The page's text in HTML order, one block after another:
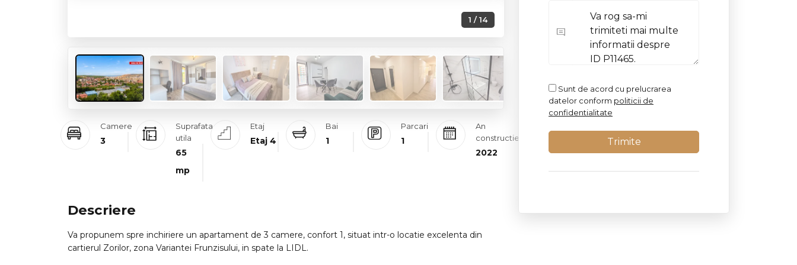
1 / 14
Camere
3
Suprafata
utila
65
mp
Etaj
Etaj 4
Bai
1
Parcari
1
An
constructie
2022
Descriere
Va propunem spre inchiriere un apartament de 3 camere, confort 1, situat intr-o locatie excelenta din
cartierul Zorilor, zona Variantei Frunzisului, in spate la LIDL.
Sunt de acord cu prelucrarea
datelor conform politicii de
confidentialitate